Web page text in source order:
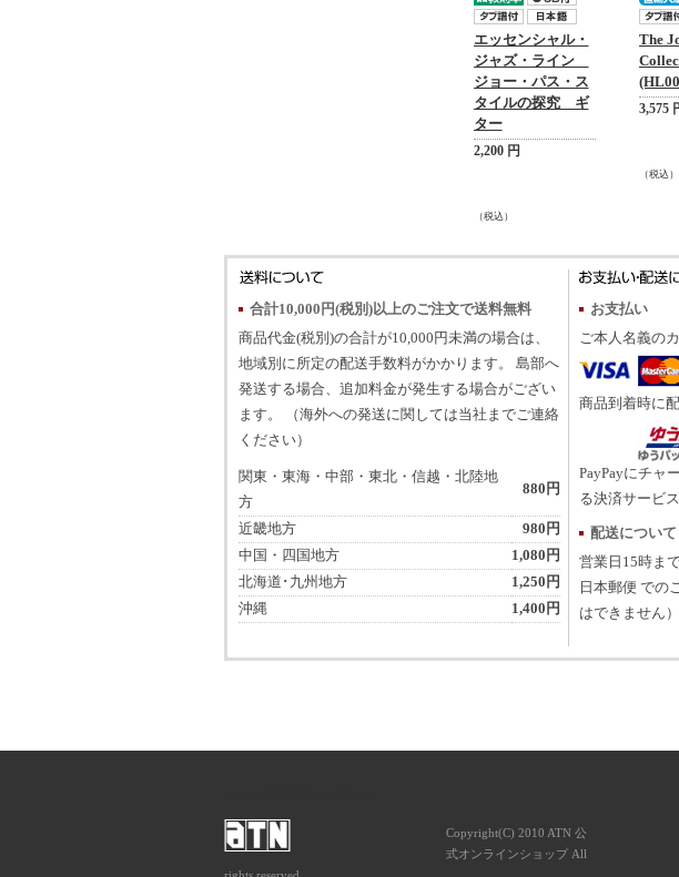
エッセンシャル・
ジャズ・ライン
ジョー・パス・ス
タイルの探究 ギ
ター
2,200 円
（税込）
The
3,575
（税込）
合計10,000円(税別)以上のご注文で送料無料
商品代金(税別)の合計が10,000円未満の場合は、
地域別に所定の配送手数料がかかります。 島部へ
発送する場合、追加料金が発生する場合がござい
ます。 （海外への発送に関しては当社までご連絡
ください）
関東・東海・中部・東北・信越・北陸地
方
880円
近畿地方
980円
中国・四国地方
1,080円
北海道･九州地方
1,250円
沖縄
1,400円
お支払い
ご本人名義の
商品到着時に
PayPayにチャ
る決済サービス
配送について
営業日15時ま
日本郵便 での
はできません）
Copyright(C) 2010 ATN 公
式オンラインショップ All